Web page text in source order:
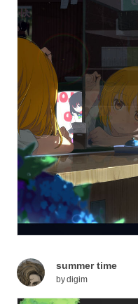
summer time
bydigim